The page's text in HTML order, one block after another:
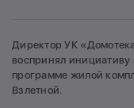
Директор УК
воспринял инициативу
программе жилой
Взлетной.